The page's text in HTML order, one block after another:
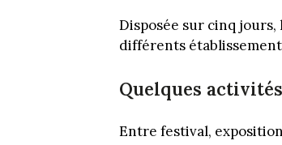
Disposée sur cinq
différents
Quelques
Entre festival,